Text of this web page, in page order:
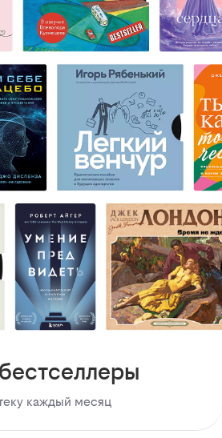
каждый месяц